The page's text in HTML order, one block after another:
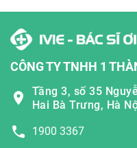
CÔNG TY TNHH 1
Tầng 3, số 35
Hai Bà Trưng, Hà
1900 3367